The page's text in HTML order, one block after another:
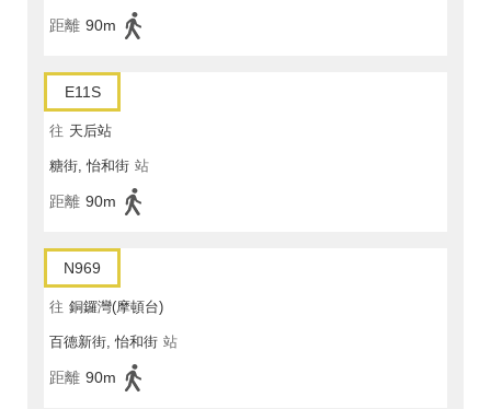
距離 90m
E11S
往 天后站
糖街, 怡和街 站
距離 90m
N969
往 銅鑼灣(摩頓台)
百德新街, 怡和街 站
距離 90m